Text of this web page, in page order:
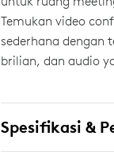
Temukan video
sederhana dengan
brilian, dan audio
Spesifikasi &